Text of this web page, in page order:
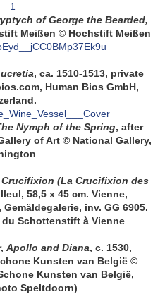
of George the Bearded,
Meißen © Hochstift Meißen
, ca. 1510-1513, private
Human Bios GmbH,
Nymph of the Spring, after
of Art © National Gallery,
Crucifixion (La Crucifixion des
58,5 x 45 cm. Vienne,
inv. GG 6905.
Schottenstift à Vienne
Apollo and Diana, c. 1530,
Kunsten van België ©
Kunsten van België,
Speltdoorn)